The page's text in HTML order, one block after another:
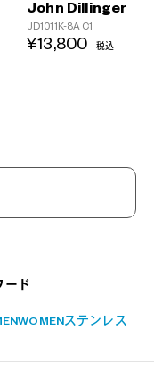
John Dillinger
JD1011K-8A C1
¥13,800 税込
ード
WOMEN ステンレス